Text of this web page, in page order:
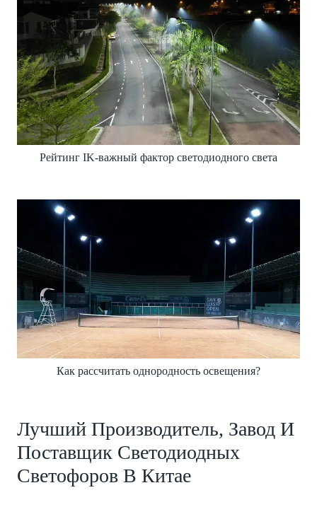
Рейтинг IK-важный фактор светодиодного света
Как рассчитать однородность освещения?
Лучший Производитель, Завод И
Поставщик Светодиодных
Светофоров В Китае